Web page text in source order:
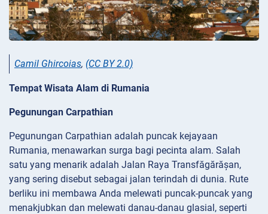
Camil Ghircoias, (CC BY 2.0)
Tempat Wisata Alam di Rumania
Pegunungan Carpathian
Pegunungan Carpathian adalah puncak kejayaan
Rumania, menawarkan surga bagi pecinta alam. Salah
satu yang menarik adalah Jalan Raya Transfăgărășan,
yang sering disebut sebagai jalan terindah di dunia. Rute
berliku ini membawa Anda melewati puncak-puncak yang
menakjubkan dan melewati danau-danau glasial, seperti